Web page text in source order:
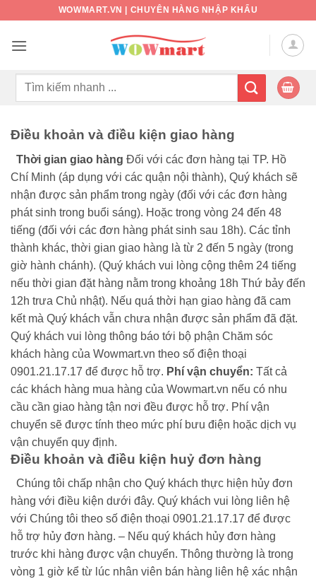
nội
WOWMART.VN | CHUYÊN HÀNG NHẬP KHẨU
Tìm
Điều khoản và điều kiện giao hàng
Thời gian giao hàng Đối với các đơn hàng tại TP. Hồ
Chí Minh (áp dụng với các quận nội thành), Quý khách sẽ
nhận được sản phẩm trong ngày (đối với các đơn hàng
phát sinh trong buổi sáng). Hoặc trong vòng 24 đến 48
tiếng (đối với các đơn hàng phát sinh sau 18h). Các tỉnh
thành khác, thời gian giao hàng là từ 2 đến 5 ngày (trong
giờ hành chánh). (Quý khách vui lòng cộng thêm 24 tiếng
nếu thời gian đặt hàng nằm trong khoảng 18h Thứ bảy đến
12h trưa Chủ nhật). Nếu quá thời hạn giao hàng đã cam
kết mà Quý khách vẫn chưa nhận được sản phẩm đã đặt.
Quý khách vui lòng thông báo tới bộ phận Chăm sóc
khách hàng của Wowmart.vn theo số điện thoại
0901.21.17.17 để được hỗ trợ. Phí vận chuyển: Tất cả
các khách hàng mua hàng của Wowmart.vn nếu có nhu
cầu cần giao hàng tận nơi đều được hỗ trợ. Phí vận
chuyển sẽ được tính theo mức phí bưu điện hoặc dịch vụ
vận chuyển quy định.
Điều khoản và điều kiện huỷ đơn hàng
Chúng tôi chấp nhận cho Quý khách thực hiện hủy đơn
hàng với điều kiện dưới đây. Quý khách vui lòng liên hệ
với Chúng tôi theo số điện thoại 0901.21.17.17 để được
hỗ trợ hủy đơn hàng. – Nếu quý khách hủy đơn hàng
trước khi hàng được vận chuyển. Thông thường là trong
vòng 1 giờ kể từ lúc nhân viên bán hàng liên hệ xác nhận